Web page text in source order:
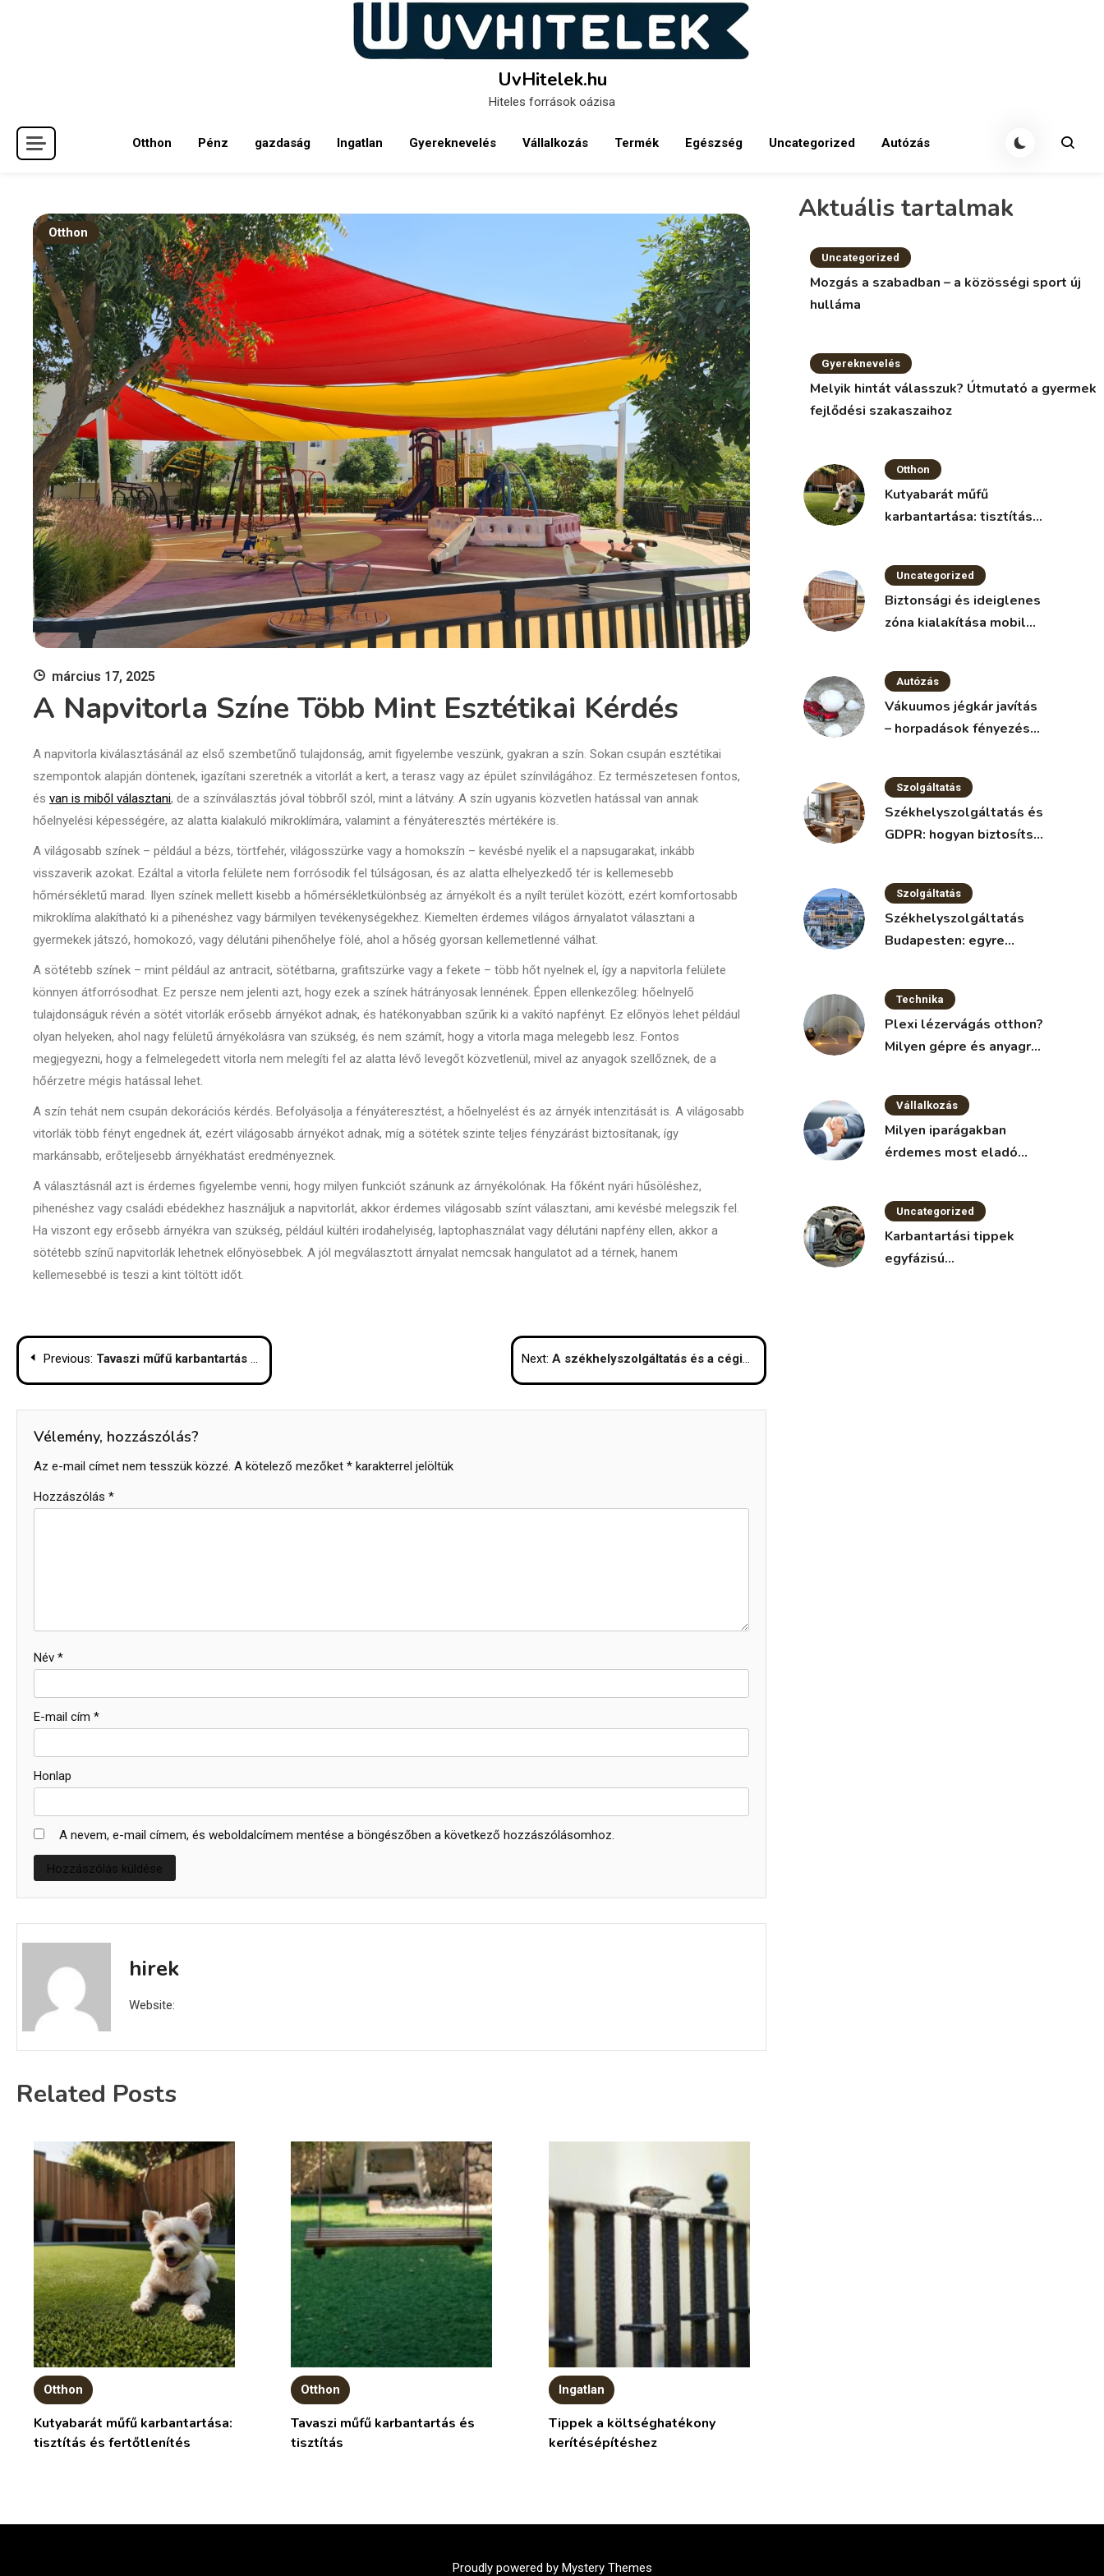
UvHitelek.hu
Hiteles források oázisa
Otthon Pénz gazdaság Ingatlan Gyereknevelés Vállalkozás Termék Egészség Uncategorized Autózás
Otthon
március 17, 2025
A Napvitorla Színe Több Mint Esztétikai Kérdés
A napvitorla kiválasztásánál az első szembetűnő tulajdonság, amit figyelembe veszünk, gyakran a szín. Sokan csupán esztétikai
szempontok alapján döntenek, igazítani szeretnék a vitorlát a kert, a terasz vagy az épület színvilágához. Ez természetesen fontos,
és van is miből választani, de a színválasztás jóval többről szól, mint a látvány. A szín ugyanis közvetlen hatással van annak
hőelnyelési képességére, az alatta kialakuló mikroklímára, valamint a fényáteresztés mértékére is.
A világosabb színek – például a bézs, törtfehér, világosszürke vagy a homokszín – kevésbé nyelik el a napsugarakat, inkább
visszaverik azokat. Ezáltal a vitorla felülete nem forrósodik fel túlságosan, és az alatta elhelyezkedő tér is kellemesebb
hőmérsékletű marad. Ilyen színek mellett kisebb a hőmérsékletkülönbség az árnyékolt és a nyílt terület között, ezért komfortosabb
mikroklíma alakítható ki a pihenéshez vagy bármilyen tevékenységekhez. Kiemelten érdemes világos árnyalatot választani a
gyermekek játszó, homokozó, vagy délutáni pihenőhelye fölé, ahol a hőség gyorsan kellemetlenné válhat.
A sötétebb színek – mint például az antracit, sötétbarna, grafitszürke vagy a fekete – több hőt nyelnek el, így a napvitorla felülete
könnyen átforrósodhat. Ez persze nem jelenti azt, hogy ezek a színek hátrányosak lennének. Éppen ellenkezőleg: hőelnyelő
tulajdonságuk révén a sötét vitorlák erősebb árnyékot adnak, és hatékonyabban szűrik ki a vakító napfényt. Ez előnyös lehet például
olyan helyeken, ahol nagy felületű árnyékolásra van szükség, és nem számít, hogy a vitorla maga melegebb lesz. Fontos
megjegyezni, hogy a felmelegedett vitorla nem melegíti fel az alatta lévő levegőt közvetlenül, mivel az anyagok szellőznek, de a
hőérzetre mégis hatással lehet.
A szín tehát nem csupán dekorációs kérdés. Befolyásolja a fényáteresztést, a hőelnyelést és az árnyék intenzitását is. A világosabb
vitorlák több fényt engednek át, ezért világosabb árnyékot adnak, míg a sötétek szinte teljes fényzárást biztosítanak, így
markánsabb, erőteljesebb árnyékhatást eredményeznek.
A választásnál azt is érdemes figyelembe venni, hogy milyen funkciót szánunk az árnyékolónak. Ha főként nyári hűsöléshez,
pihenéshez vagy családi ebédekhez használjuk a napvitorlát, akkor érdemes világosabb színt választani, ami kevésbé melegszik fel.
Ha viszont egy erősebb árnyékra van szükség, például kültéri irodahelyiség, laptophasználat vagy délutáni napfény ellen, akkor a
sötétebb színű napvitorlák lehetnek előnyösebbek. A jól megválasztott árnyalat nemcsak hangulatot ad a térnek, hanem
kellemesebbé is teszi a kint töltött időt.
Bejegyzés
navigáció
Previous: Tavaszi műfű karbantartás és tisztítás Next: A székhelyszolgáltatás és a cégindítás kapcsolata
Vélemény, hozzászólás?
Az e-mail címet nem tesszük közzé. A kötelező mezőket * karakterrel jelöltük
Hozzászólás *
Név *
E-mail cím *
Honlap
A nevem, e-mail címem, és weboldalcímem mentése a böngészőben a következő hozzászólásomhoz.
hirek
Website:
Related Posts
Otthon
Kutyabarát műfű karbantartása:
tisztítás és fertőtlenítés
Otthon
Tavaszi műfű karbantartás és
tisztítás
Ingatlan
Tippek a költséghatékony
kerítésépítéshez
Aktuális tartalmak
Uncategorized
Mozgás a szabadban – a közösségi sport új
hulláma
Gyereknevelés
Melyik hintát válasszuk? Útmutató a gyermek
fejlődési szakaszaihoz
Otthon
Kutyabarát műfű
karbantartása: tisztítás
Uncategorized
Biztonsági és ideiglenes
zóna kialakítása mobil
Autózás
Vákuumos jégkár javítás
– horpadások fényezés
Szolgáltatás
Székhelyszolgáltatás és
GDPR: hogyan biztosítsd
Szolgáltatás
Székhelyszolgáltatás
Budapesten: egyre
vállalkozások körében
Technika
Plexi lézervágás otthon?
Milyen gépre és anyagra
Vállalkozás
Milyen iparágakban
érdemes most eladó
Uncategorized
Karbantartási tippek
egyfázisú
Proudly powered by Mystery Themes